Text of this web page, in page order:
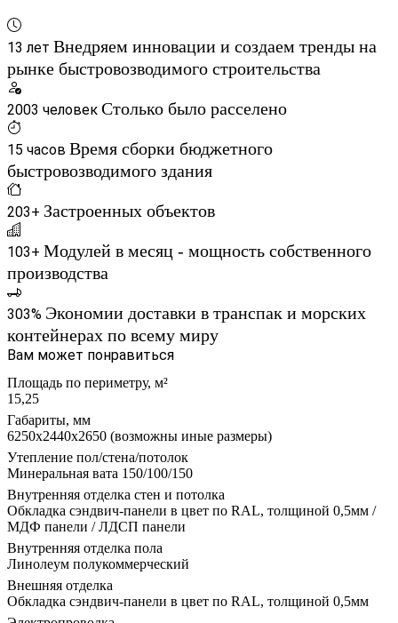
13 лет Внедряем инновации и создаем тренды на
рынке быстровозводимого строительства
2003 человек Столько было расселено
15 часов Время сборки бюджетного
быстровозводимого здания
203+ Застроенных объектов
103+ Модулей в месяц - мощность собственного
производства
303% Экономии доставки в транспак и морских
контейнерах по всему миру
Вам может понравиться
Площадь по периметру, м²
15,25
Габариты, мм
6250х2440х2650 (возможны иные размеры)
Утепление пол/стена/потолок
Минеральная вата 150/100/150
Внутренняя отделка стен и потолка
Обкладка сэндвич-панели в цвет по RAL, толщиной 0,5мм /
МДФ панели / ЛДСП панели
Внутренняя отделка пола
Линолеум полукоммерческий
Внешняя отделка
Обкладка сэндвич-панели в цвет по RAL, толщиной 0,5мм